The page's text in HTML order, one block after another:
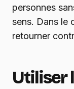
personnes
sens. Dans le
retourner
Utiliser